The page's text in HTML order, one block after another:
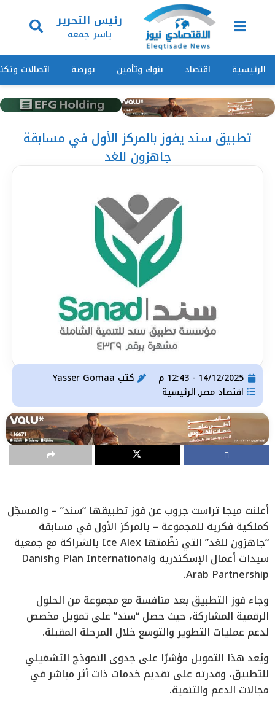
رئيس التحرير
ياسر جمعه
الرئيسية اقتصاد بنوك وتأمين بورصة اتصالات
تطبيق سند يفوز بالمركز الأول في مسابقة
جاهزون للغد
14/12/2025 - 12:43 م كتب
اقتصاد مصر, الرئيسية
أعلنت ميجا تراست جروب عن فوز تطبيقها “سند” – والمسجّل
كملكية فكرية للمجموعة – بالمركز الأول في مسابقة
“جاهزون للغد” التي نظّمتها Ice Alex بالشراكة مع جمعية
سيدات أعمال الإسكندرية وPlan International وDanish
Arab Partnership.
وجاء فوز التطبيق بعد منافسة مع مجموعة من الحلول
الرقمية المشاركة، حيث حصل “سند” على تمويل مخصص
لدعم عمليات التطوير والتوسع خلال المرحلة المقبلة.
ويُعد هذا التمويل مؤشرًا على جدوى النموذج التشغيلي
للتطبيق، وقدرته على تقديم خدمات ذات أثر مباشر في
مجالات الدعم والتنمية.